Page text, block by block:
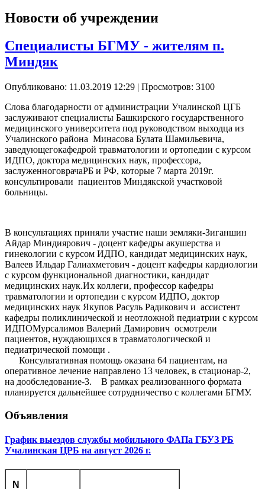
Новости об учреждении
Специалисты БГМУ - жителям п.
Миндяк
Опубликовано: 11.03.2019 12:29 | Просмотров: 3100
Слова благодарности от администрации Учалинской ЦГБ
заслуживают специалисты Башкирского государственного
медицинского университета под руководством выходца из
Учалинского района Минасова Булата Шамильевича,
заведующегокафедрой травматологии и ортопедии с курсом
ИДПО, доктора медицинских наук, профессора,
заслуженноговрачаРБ и РФ, которые 7 марта 2019г.
консультировали пациентов Миндякской участковой
больницы.
В консультациях приняли участие наши земляки-Зиганшин
Айдар Миндиярович - доцент кафедры акушерства и
гинекологии с курсом ИДПО, кандидат медицинских наук,
Валеев Ильдар Галиахметович - доцент кафедры кардиологии
с курсом функциональной диагностики, кандидат
медицинских наук.Их коллеги, профессор кафедры
травматологии и ортопедии с курсом ИДПО, доктор
медицинских наук Якупов Расуль Радикович и ассистент
кафедры поликлинической и неотложной педиатрии с курсом
ИДПОМурсалимов Валерий Дамирович осмотрели
пациентов, нуждающихся в травматологической и
педиатрической помощи .
Консультативная помощь оказана 64 пациентам, на
оперативное лечение направлено 13 человек, в стационар-2,
на дообследование-3. В рамках реализованного формата
планируется дальнейшее сотрудничество с коллегами БГМУ.
Объявления
График выездов службы мобильного ФАПа ГБУЗ РБ
Учалинская ЦРБ на август 2026 г.
N